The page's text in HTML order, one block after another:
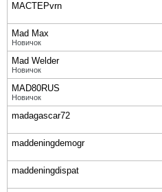
MACTEPvrn
Mad Max
Новичок
Mad Welder
Новичок
MAD80RUS
Новичок
madagascar72
maddeningdemogr
maddeningdispat